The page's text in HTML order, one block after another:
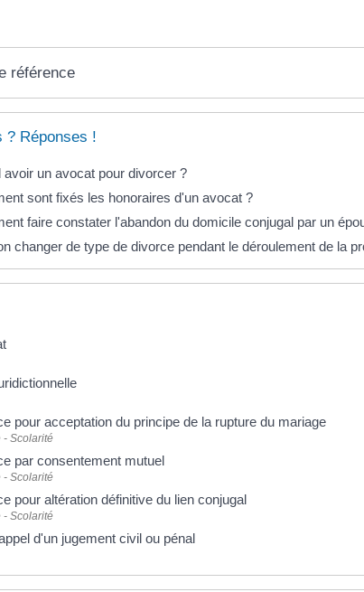
référence
? Réponses !
avoir un avocat pour divorcer ?
sont fixés les honoraires d'un avocat ?
faire constater l'abandon du domicile conjugal par un
changer de type de divorce pendant le déroulement de la
pour acceptation du principe de la rupture du mariage
- Scolarité
par consentement mutuel
- Scolarité
pour altération définitive du lien conjugal
- Scolarité
d'un jugement civil ou pénal